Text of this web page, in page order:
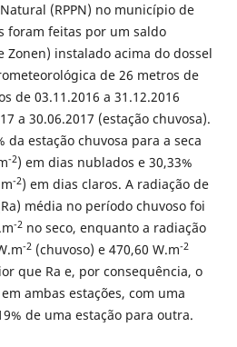
(RPPN) no município de
foram feitas por um saldo
Zonen) instalado acima do dossel
de 26 metros de
de 03.11.2016 a 31.12.2016
a 30.06.2017 (estação chuvosa).
da estação chuvosa para a seca
-2) em dias nublados e 30,33%
-2) em dias claros. A radiação de
média no período chuvoso foi
-2no seco, enquanto a radiação
-2(chuvoso) e 470,60 W.m-2
que Ra e, por consequência, o
ambas estações, com uma
de uma estação para outra.